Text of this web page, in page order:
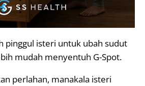
pinggul isteri untuk ubah sudut
mudah menyentuh G-Spot.
perlahan, manakala isteri